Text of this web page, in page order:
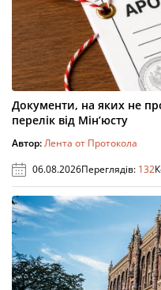
Документи, на яких не
перелік від Мін’юсту
Автор:Лента от Протокола
06.08.2026Переглядів: 132